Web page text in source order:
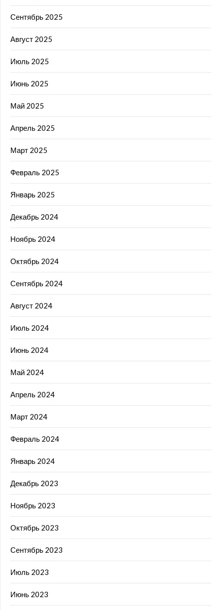
Сентябрь 2025
Август 2025
Июль 2025
Июнь 2025
Май 2025
Апрель 2025
Март 2025
Февраль 2025
Январь 2025
Декабрь 2024
Ноябрь 2024
Октябрь 2024
Сентябрь 2024
Август 2024
Июль 2024
Июнь 2024
Май 2024
Апрель 2024
Март 2024
Февраль 2024
Январь 2024
Декабрь 2023
Ноябрь 2023
Октябрь 2023
Сентябрь 2023
Июль 2023
Июнь 2023